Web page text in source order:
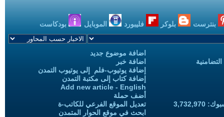
بنترست بلوكر فليبورد الموبايل بودكاست
اضافة موضوع جديد
اضافة خبر
إضافة يوتيوب-فلم إلى يوتيوب التمدن
إضافة كتاب إلى مكتبة التمدن
Add new article - English
أضف حملة
تعديل الموقع الفرعي للكاتب-ة
ابحث في موقع الحوار المتمدن